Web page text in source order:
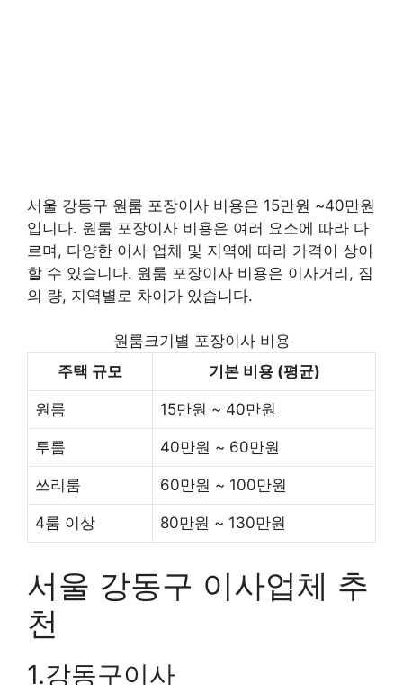
서울 강동구 원룸 포장이사 비용은 15만원 ~40만원
입니다. 원룸 포장이사 비용은 여러 요소에 따라 다
르며, 다양한 이사 업체 및 지역에 따라 가격이 상이
할 수 있습니다. 원룸 포장이사 비용은 이사거리, 짐
의 량, 지역별로 차이가 있습니다.
원룸크기별 포장이사 비용
주택 규모
기본 비용 (평균)
원룸 15만원 ~ 40만원
투룸 40만원 ~ 60만원
쓰리룸 60만원 ~ 100만원
4룸 이상 80만원 ~ 130만원
서울 강동구 이사업체 추
천
1.강동구이사